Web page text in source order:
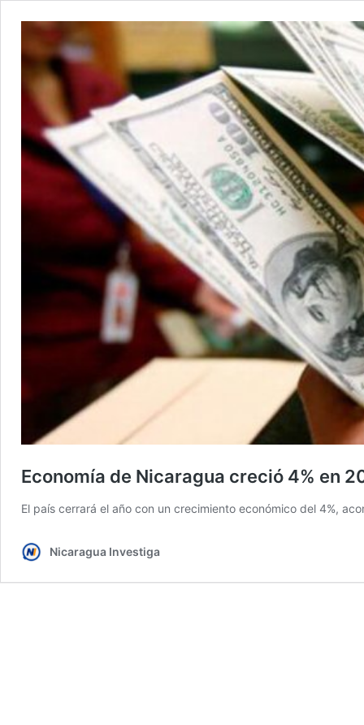
Economía de Nicaragua creció 4% en
El país cerrará el año con un crecimiento económico del 4%,
Nicaragua Investiga